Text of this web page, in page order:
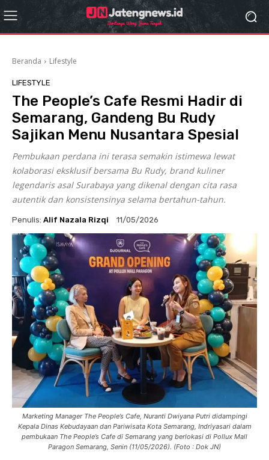
Beranda Lifestyle
LIFESTYLE
The People’s Cafe Resmi Hadir di
Semarang, Gandeng Bu Rudy
Sajikan Menu Nusantara Spesial
Pembukaan perdana ini terasa semakin istimewa lewat
kolaborasi eksklusif bersama Bu Rudy, brand kuliner
legendaris asal Surabaya yang dikenal dengan cita rasa
autentik dan konsistensinya selama bertahun-tahun.
Penulis: Alif Nazala Rizqi 11/05/2026
Marketing Manager The People’s Cafe, Nuranti Dwiyana Putri didampingi
Kepala Dinas Kebudayaan dan Pariwisata Kota Semarang, Indriyasari dalam
pembukaan The People’s Cafe di Semarang yang berlokasi di Pollux Mall
Paragon Semarang, Senin (11/05/2026). (Foto : Dok JN)